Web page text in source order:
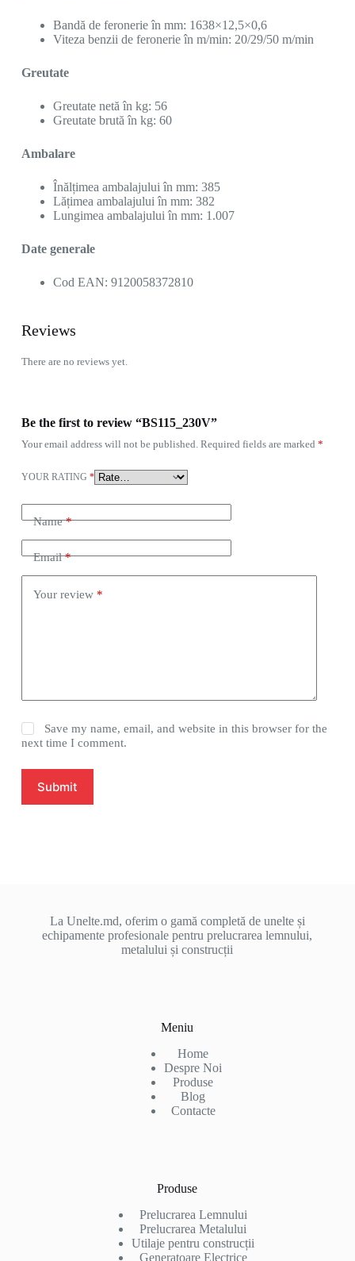
Bandă de feronerie în mm: 1638×12,5×0,6
Viteza benzii de feronerie în m/min: 20/29/50 m/min
Greutate
Greutate netă în kg: 56
Greutate brută în kg: 60
Ambalare
Înălțimea ambalajului în mm: 385
Lățimea ambalajului în mm: 382
Lungimea ambalajului în mm: 1.007
Date generale
Cod EAN: 9120058372810
Reviews
There are no reviews yet.
Be the first to review “BS115_230V”
Your email address will not be published. Required fields are marked *
YOUR RATING *
Name*
Email*
Your review *
Save my name, email, and website in this browser for the
next time I comment.
Submit
La Unelte.md, oferim o gamă completă de unelte și
echipamente profesionale pentru prelucrarea lemnului,
metalului și construcții
Meniu
Home
Despre Noi
Produse
Blog
Contacte
Produse
Prelucrarea Lemnului
Prelucrarea Metalului
Utilaje pentru construcții
Generatoare Electrice